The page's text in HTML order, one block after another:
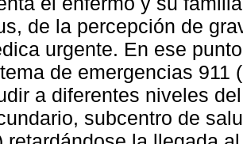
de la percepción de
urgente. En ese
de emergencias 911
a diferentes niveles
subcentro de